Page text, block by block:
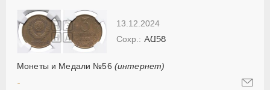
13.12.2024
Монеты и Медали №56 (интернет)
AU58
-